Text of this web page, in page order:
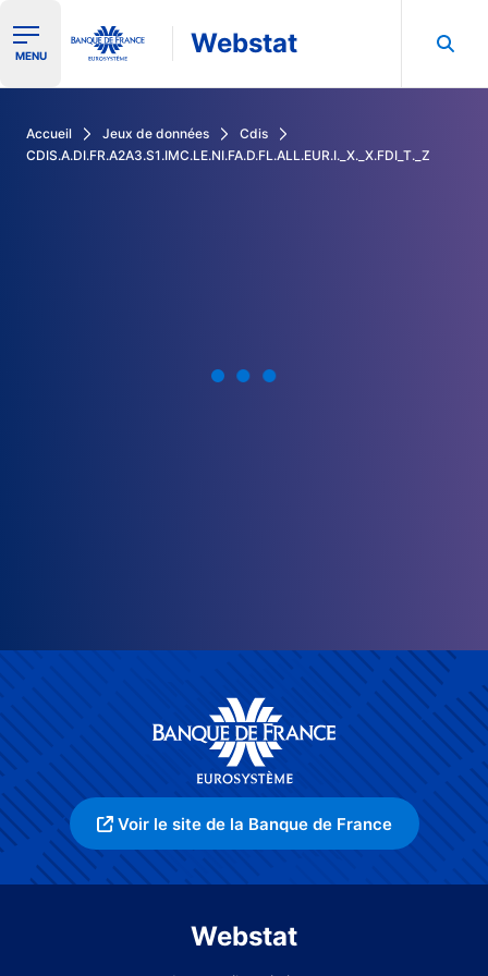
Ouvrir le menu de navigation
MENU Webstat
Accueil Jeux de données
Cdis
CDIS.A.DI.FR.A2A3.S1.IMC.LE.NI.FA.D.FL.ALL.EUR.I._X._X.FDI_T._Z
Voir le site de la Banque de France
Webstat